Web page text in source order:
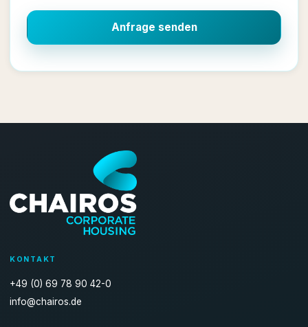
Anfrage senden
KONTAKT
+49 (0) 69 78 90 42-0
info@chairos.de